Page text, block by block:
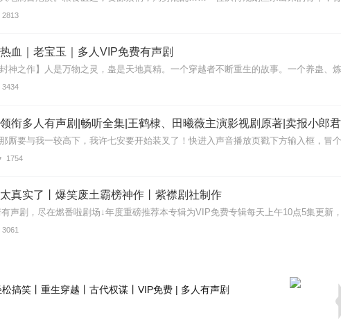
2813
血｜老宝玉｜多人VIP免费有声剧
3434
衔多人有声剧|畅听全集|王鹤棣、田曦薇主演影视剧原著|卖报小郎君
1754
真实了丨爆笑废土霸榜神作丨紫襟剧社制作
3061
搞笑丨重生穿越丨古代权谋丨VIP免费 | 多人有声剧